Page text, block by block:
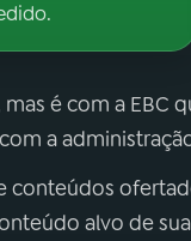
é com a EBC
a
conteúdos
alvo de